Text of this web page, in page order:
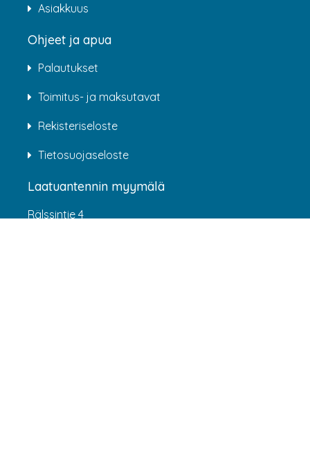
Asiakkuus
Ohjeet ja apua
Palautukset
Toimitus- ja maksutavat
Rekisteriseloste
Tietosuojaseloste
Laatuantennin myymälä
Rälssintie 4